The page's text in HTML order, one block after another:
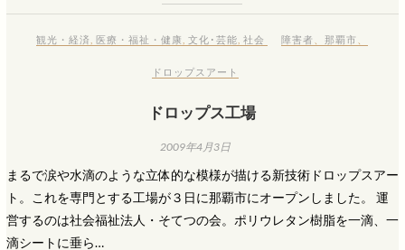
観光・経済 ,医療・福祉・健康 ,文化･芸能 ,社会 障害者 那覇市
ドロップスアート
ドロップス工場
2009年4月3日
まるで涙や水滴のような立体的な模様が描ける新技術ドロップスアー
ト。これを専門とする工場が３日に那覇市にオープンしました。 運
営するのは社会福祉法人・そてつの会。ポリウレタン樹脂を一滴、一
滴シートに垂ら…